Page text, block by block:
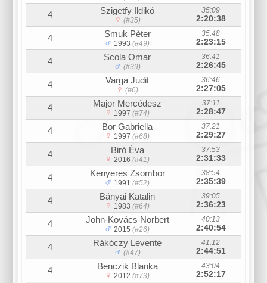
4 Szigetfy Ildikó
(#35)
35:09
2:20:38
4 Smuk Pèter
1993 (#49)
35:48
2:23:15
4 Scola Omar
(#39)
36:41
2:26:45
4 Varga Judit
(#6)
36:46
2:27:05
4 Major Mercédesz
1997 (#74)
37:11
2:28:47
4 Bor Gabriella
1997 (#68)
37:21
2:29:27
4 Biró Éva
2016 (#41)
37:53
2:31:33
4 Kenyeres Zsombor
1991 (#52)
38:54
2:35:39
4 Bányai Katalin
1983 (#64)
39:05
2:36:23
4 John-Kovács Norbert
2015 (#26)
40:13
2:40:54
4 Rákóczy Levente
(#47)
41:12
2:44:51
4 Benczik Blanka
2012 (#73)
43:04
2:52:17